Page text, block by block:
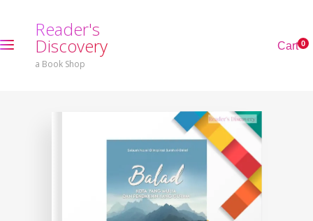
Reader's
Discovery
a Book Shop
Cart 0